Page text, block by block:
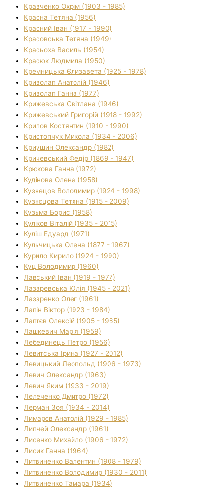
Кравченко Охрім (1903 - 1985)
Красна Тетяна (1956)
Красний Іван (1917 - 1990)
Красовська Тетяна (1949)
Красьоха Василь (1954)
Красюк Людмила (1950)
Кремницька Єлизавета (1925 - 1978)
Криволап Анатолій (1946)
Криволап Ганна (1977)
Крижевська Світлана (1946)
Крижевський Григорій (1918 - 1992)
Крилов Костянтин (1910 - 1990)
Кристопчук Микола (1934 - 2006)
Криушин Олександр (1982)
Кричевський Федір (1869 - 1947)
Крюкова Ганна (1972)
Кудінова Олена (1958)
Кузнецов Володимир (1924 - 1998)
Кузнєцова Тетяна (1915 - 2009)
Кузьма Борис (1958)
Куліков Віталій (1935 - 2015)
Куліш Едуард (1971)
Кульчицька Олена (1877 - 1967)
Курило Кирило (1924 - 1990)
Куц Володимир (1960)
Лавський Іван (1919 - 1977)
Лазаревська Юлія (1945 - 2021)
Лазаренко Олег (1961)
Лапін Віктор (1923 - 1984)
Лаптєв Олексій (1905 - 1965)
Лашкевич Марія (1959)
Лебединець Петро (1956)
Левитська Ірина (1927 - 2012)
Левицький Леопольд (1906 - 1973)
Левич Олександр (1963)
Левич Яким (1933 - 2019)
Лелеченко Дмитро (1972)
Лерман Зоя (1934 - 2014)
Лимарєв Анатолій (1929 - 1985)
Липчей Олександр (1961)
Лисенко Михайло (1906 - 1972)
Лисик Ганна (1964)
Литвиненко Валентин (1908 - 1979)
Литвиненко Володимир (1930 - 2011)
Литвиненко Тамара (1934)